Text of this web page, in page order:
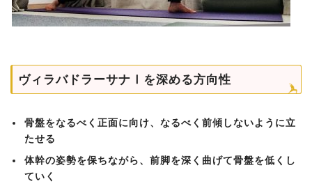
ヴィラバドラーサナⅠを深める方向性
骨盤をなるべく正面に向け、なるべく前傾しないように立
たせる
体幹の姿勢を保ちながら、前脚を深く曲げて骨盤を低くし
ていく